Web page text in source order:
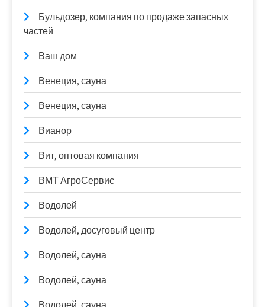
Бульдозер, компания по продаже запасных
частей
Ваш дом
Венеция, сауна
Венеция, сауна
Вианор
Вит, оптовая компания
ВМТ АгроСервис
Водолей
Водолей, досуговый центр
Водолей, сауна
Водолей, сауна